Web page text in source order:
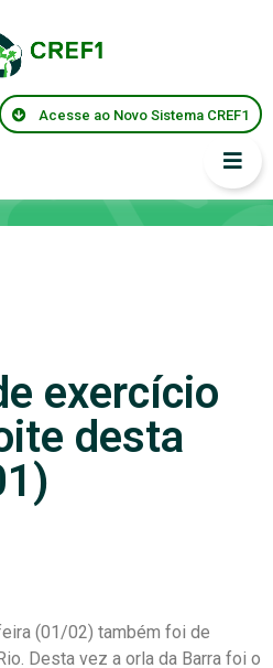
Acesse ao Novo Sistema CREF1
exercício
desta
(01/02) também foi de
Desta vez a orla da Barra foi o